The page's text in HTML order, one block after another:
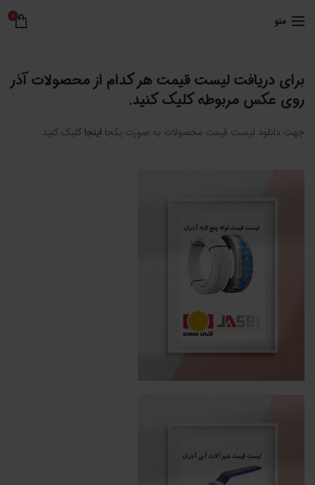
منو 0
برای دریافت لیست قیمت هر کدام از محصولات آذر
روی عکس مربوطه کلیک کنید.
جهت دانلود لیست قیمت محصولات به صورت یکجا اینجا کلیک کنید.